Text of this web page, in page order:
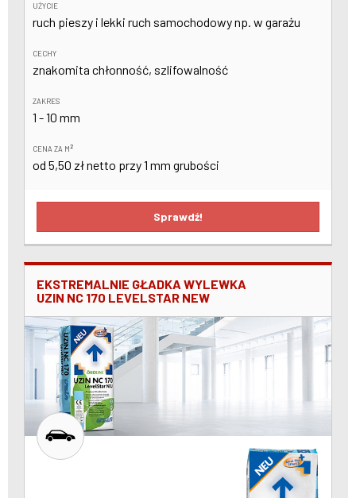
UŻYCIE
ruch pieszy i lekki ruch samochodowy np. w garażu
CECHY
znakomita chłonność, szlifowalność
ZAKRES
1 - 10 mm
CENA ZA M2
od 5,50 zł netto przy 1 mm grubości
Sprawdź!
EKSTREMALNIE GŁADKA WYLEWKA
UZIN NC 170 LEVELSTAR NEW